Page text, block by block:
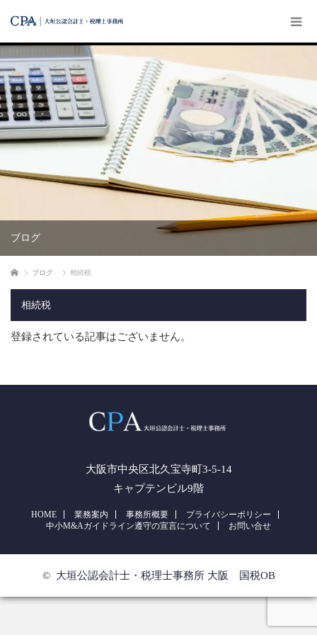
ブログ
ホーム ブログ 相続税
相続税
登録されている記事はございません。
大阪市中央区北久宝寺町3-5-14
キャプテンビル9階
HOME 業務案内 事務所概要
プライバシーポリシー
中小M&Aガイドライン遵守の宣言について
お問い合せ
© 大垣公認会計士・税理士事務所 大阪 国税OB